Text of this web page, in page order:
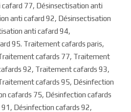
77, Désinsectisation anti
anti cafard 92, Désinsectisation
anti cafard 94,
95. Traitement cafards paris,
cafards 77, Traitement
92, Traitement cafards 93,
cafards 95, Désinfection
cafards 75, Désinfection cafards
Désinfection cafards 92,